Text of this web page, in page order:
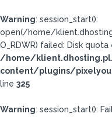
Warning: session_start():
open(/home/
O_RDWR) failed: Disk quota
/home/
content/plugins/
line 325
Warning: session_start():